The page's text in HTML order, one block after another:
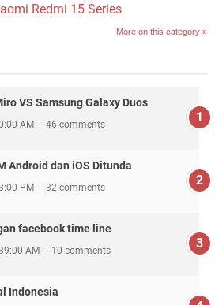
Redmi 15 Series
More on this category »
VS Samsung Galaxy Duos
AM 46 comments
Android dan iOS Ditunda
PM 32 comments
facebook time line
AM 10 comments
Indonesia